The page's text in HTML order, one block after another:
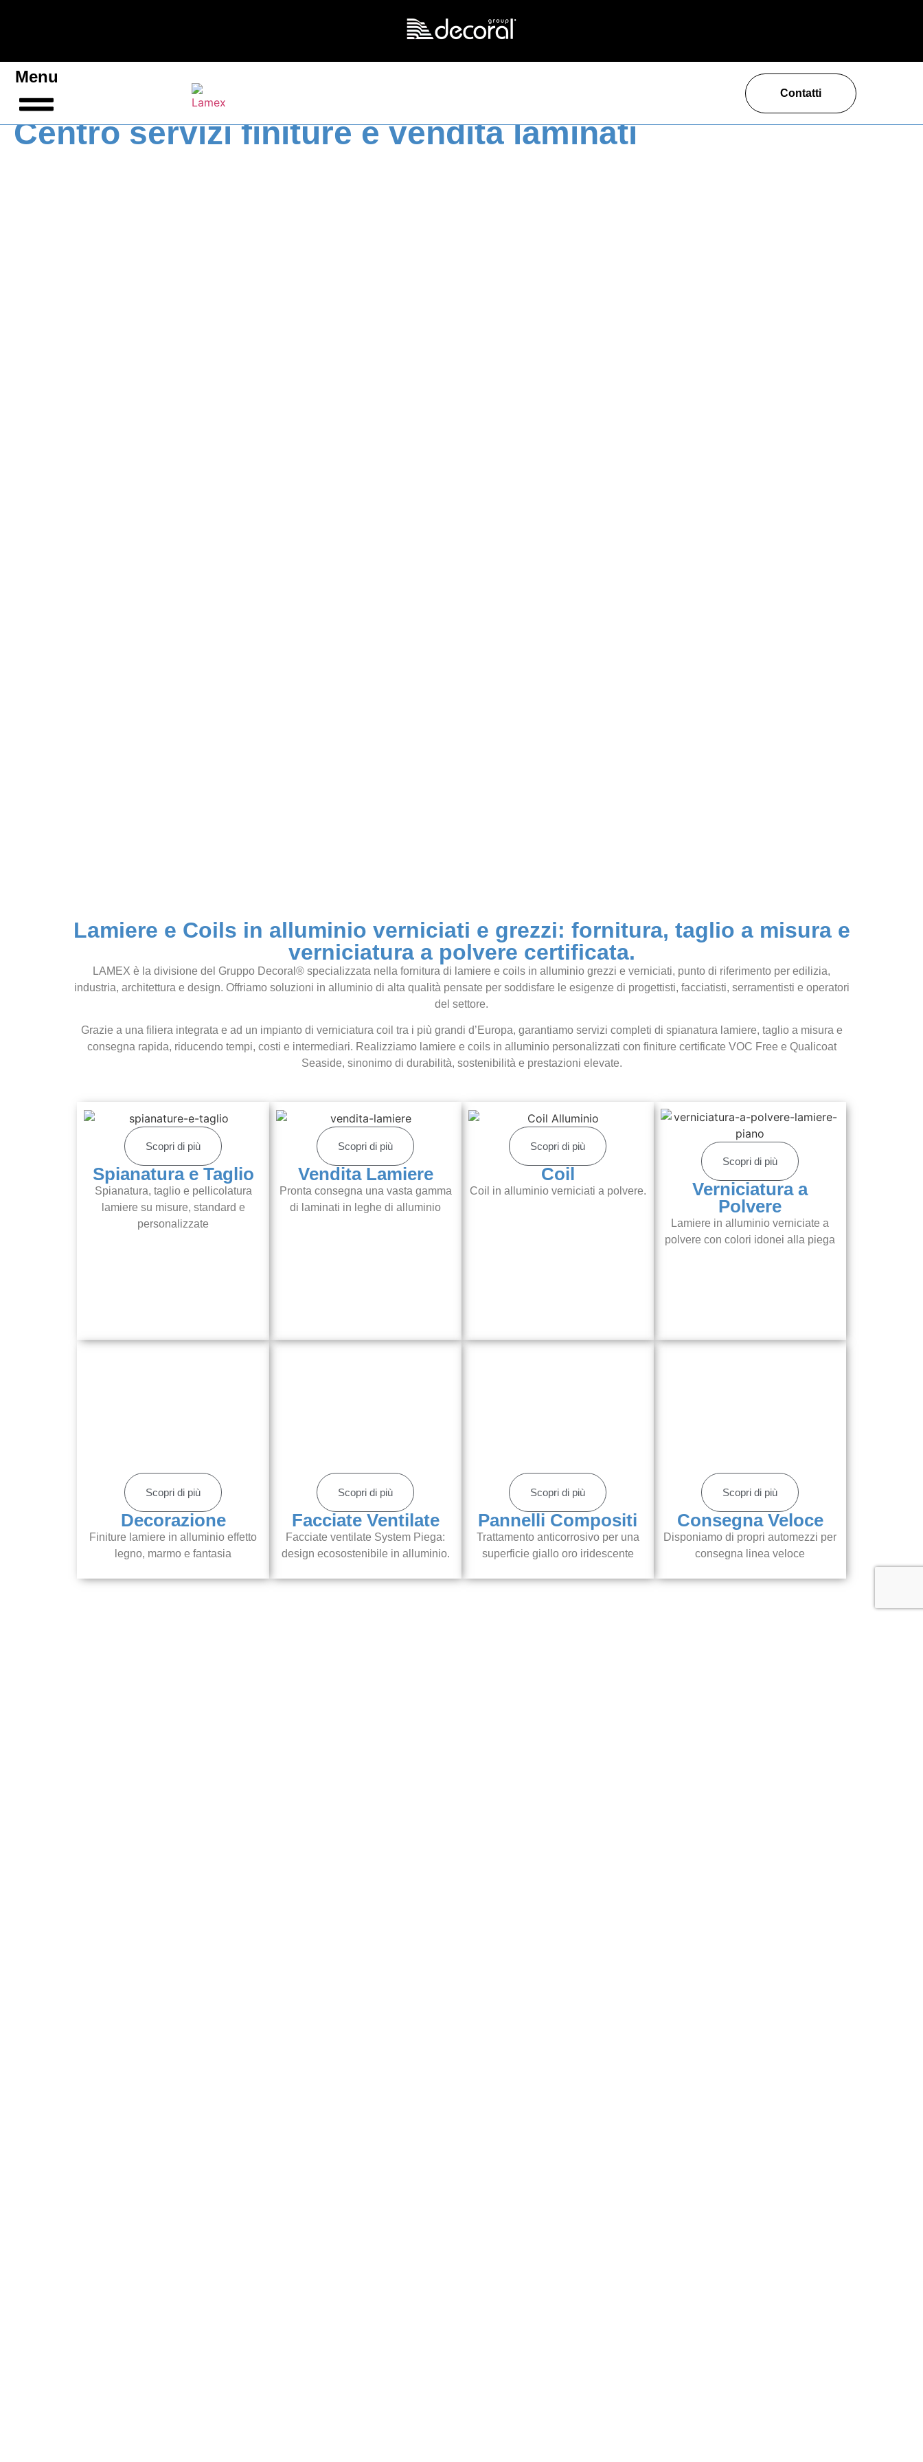
Menu
Contatti
Centro servizi finiture e vendita laminati
Lamiere e Coils in alluminio verniciati e grezzi: fornitura, taglio a misura e
verniciatura a polvere certificata.
LAMEX è la divisione del Gruppo Decoral® specializzata nella fornitura di lamiere e coils in alluminio grezzi e verniciati, punto di riferimento per edilizia,
industria, architettura e design. Offriamo soluzioni in alluminio di alta qualità pensate per soddisfare le esigenze di progettisti, facciatisti, serramentisti e operatori
del settore.
Grazie a una filiera integrata e ad un impianto di verniciatura coil tra i più grandi d’Europa, garantiamo servizi completi di spianatura lamiere, taglio a misura e
consegna rapida, riducendo tempi, costi e intermediari. Realizziamo lamiere e coils in alluminio personalizzati con finiture certificate VOC Free e Qualicoat
Seaside, sinonimo di durabilità, sostenibilità e prestazioni elevate.
Scopri di più
Spianatura e Taglio
Spianatura, taglio e pellicolatura
lamiere su misure, standard e
personalizzate
Scopri di più
Vendita Lamiere
Pronta consegna una vasta gamma
di laminati in leghe di alluminio
Scopri di più
Coil
Coil in alluminio verniciati a polvere.
Scopri di più
Verniciatura a
Polvere
Lamiere in alluminio verniciate a
polvere con colori idonei alla piega
Scopri di più
Decorazione
Finiture lamiere in alluminio effetto
legno, marmo e fantasia
Scopri di più
Facciate Ventilate
Facciate ventilate System Piega:
design ecosostenibile in alluminio.
Scopri di più
Pannelli Compositi
Trattamento anticorrosivo per una
superficie giallo oro iridescente
Scopri di più
Consegna Veloce
Disponiamo di propri automezzi per
consegna linea veloce